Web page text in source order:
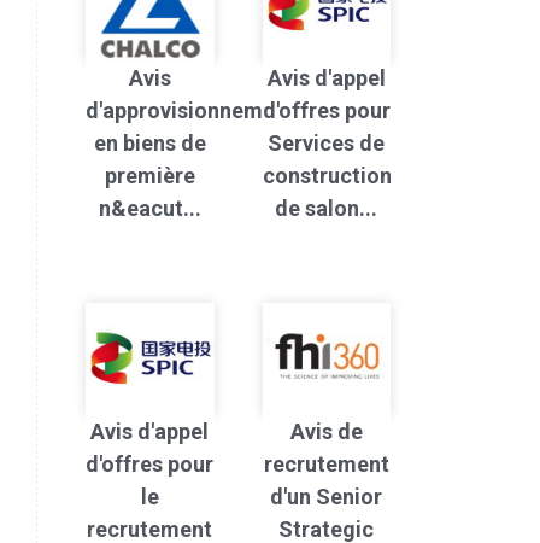
Avis
d'approvisionnement
en biens de
première
n&eacut...
Avis d'appel
d'offres pour
Services de
construction
de salon...
Avis d'appel
d'offres pour
le
recrutement
Avis de
recrutement
d'un Senior
Strategic